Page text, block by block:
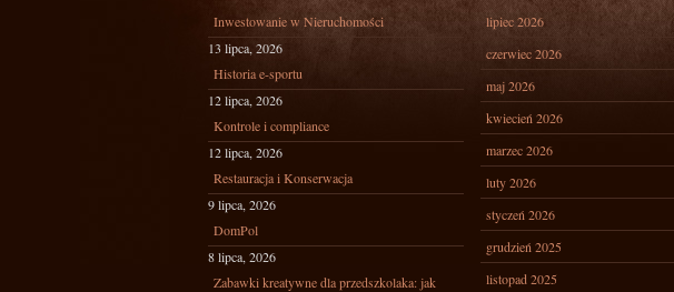
Inwestowanie w Nieruchomości
13 lipca, 2026
Historia e-sportu
12 lipca, 2026
Kontrole i compliance
12 lipca, 2026
Restauracja i Konserwacja
9 lipca, 2026
DomPol
8 lipca, 2026
Zabawki kreatywne dla przedszkolaka: jak
lipiec 2026
czerwiec 2026
maj 2026
kwiecień 2026
marzec 2026
luty 2026
styczeń 2026
grudzień 2025
listopad 2025